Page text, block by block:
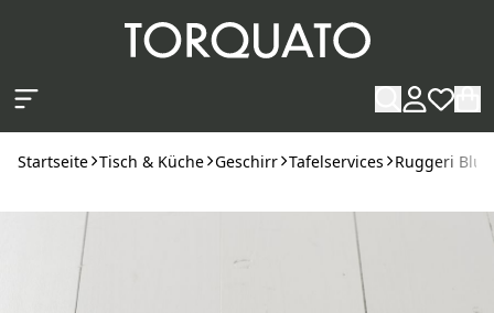
Startseite Tisch & Küche Geschirr Tafelservices Ruggeri